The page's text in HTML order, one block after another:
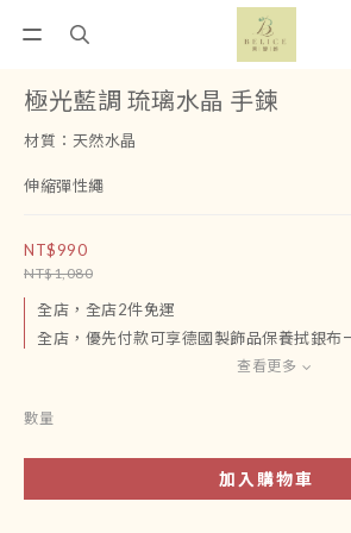
極光藍調 琉璃水晶 手鍊
材質：天然水晶
伸縮彈性繩
NT$990
NT$1,080
全店，全店2件免運
全店，優先付款可享德國製飾品保養拭銀布
查看更多
數量
加入購物車